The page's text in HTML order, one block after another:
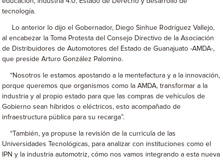
tecnología.
Lo anterior lo dijo el Gobernador, Diego Sinhue Rodríguez Vallejo,
al encabezar la Toma Protesta del Consejo Directivo de la Asociación
de Distribuidores de Automotores del Estado de Guanajuato -AMDA-,
que preside Arturo González Palomino.
“Nosotros le estamos apostando a la mentefactura y a la innovación,
porque queremos que organismos como la AMDA, transformar a la
industria y al propio estado para que las compras de vehículos de
Gobierno sean híbridos o eléctricos, esto acompañado de
infraestructura pública para su recarga”.
“También, ya propuse la revisión de la curricula de las
Universidades Tecnológicas, para analizar con instituciones como el
IPN y la industria automotriz, cómo nos vamos integrando a esta nueva